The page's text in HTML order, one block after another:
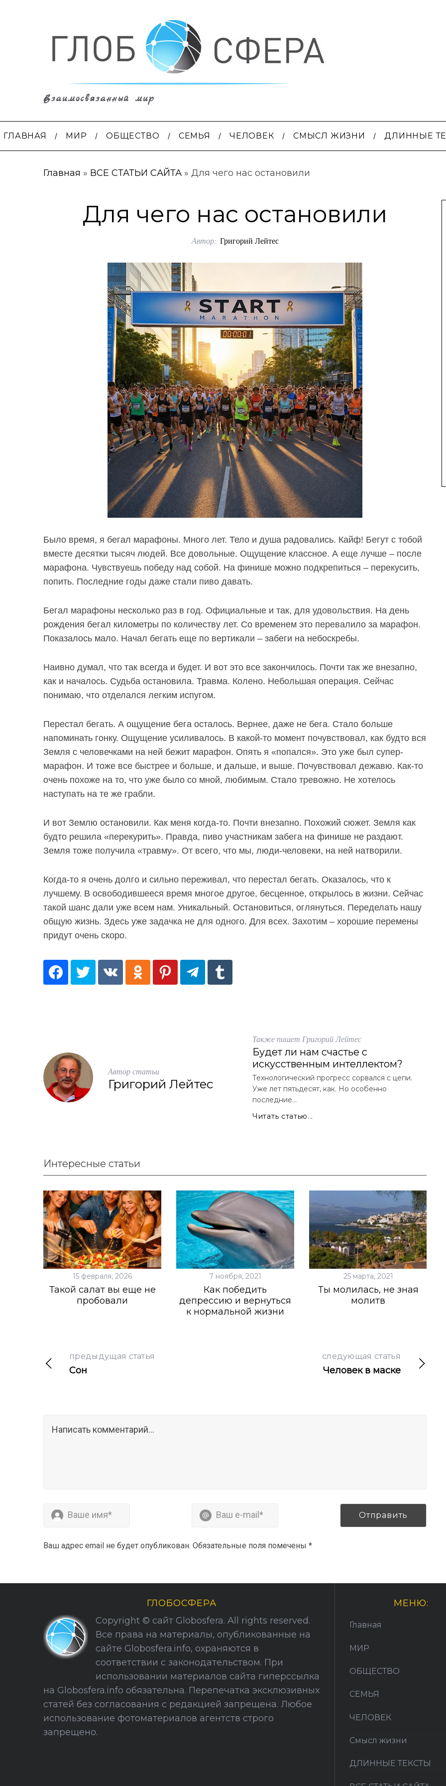
Взаимосвязанный мир
ГЛАВНАЯ МИР ОБЩЕСТВО СЕМЬЯ ЧЕЛОВЕК СМЫСЛ ЖИЗНИ ДЛИННЫЕ
Главная » ВСЕ СТАТЬИ САЙТА » Для чего нас остановили
Для чего нас остановили
Автор: Григорий Лейтес
Было время, я бегал марафоны. Много лет. Тело и душа радовались. Кайф! Бегут с тобой
вместе десятки тысяч людей. Все довольные. Ощущение классное. А еще лучше – после
марафона. Чувствуешь победу над собой. На финише можно подкрепиться – перекусить,
попить. Последние годы даже стали пиво давать.
Бегал марафоны несколько раз в год. Официальные и так, для удовольствия. На день
рождения бегал километры по количеству лет. Со временем это перевалило за марафон.
Показалось мало. Начал бегать еще по вертикали – забеги на небоскребы.
Наивно думал, что так всегда и будет. И вот это все закончилось. Почти так же внезапно,
как и началось. Судьба остановила. Травма. Колено. Небольшая операция. Сейчас
понимаю, что отделался легким испугом.
Перестал бегать. А ощущение бега осталось. Вернее, даже не бега. Стало больше
напоминать гонку. Ощущение усиливалось. В какой-то момент почувствовал, как будто вся
Земля с человечками на ней бежит марафон. Опять я «попался». Это уже был супер-
марафон. И тоже все быстрее и больше, и дальше, и выше. Почувствовал дежавю. Как-то
очень похоже на то, что уже было со мной, любимым. Стало тревожно. Не хотелось
наступать на те же грабли.
И вот Землю остановили. Как меня когда-то. Почти внезапно. Похожий сюжет. Земля как
будто решила «перекурить». Правда, пиво участникам забега на финише не раздают.
Земля тоже получила «травму». От всего, что мы, люди-человеки, на ней натворили.
Когда-то я очень долго и сильно переживал, что перестал бегать. Оказалось, что к
лучшему. В освободившееся время многое другое, бесценное, открылось в жизни. Сейчас
такой шанс дали уже всем нам. Уникальный. Остановиться, оглянуться. Переделать нашу
общую жизнь. Здесь уже задачка не для одного. Для всех. Захотим – хорошие перемены
придут очень скоро.
Автор статьи
Григорий Лейтес
Также пишет Григорий Лейтес
Будет ли нам счастье с
искусственным интеллектом?
Технологический прогресс сорвался с цепи.
Уже лет пятьдесят, как. Но особенно
последние...
Читать статью...
Интересные статьи
15 февраля, 2026
Такой салат вы еще не
пробовали
7 ноября, 2021
Как победить
депрессию и вернуться
к нормальной жизни
25 марта, 2021
Ты молилась, не зная
молитв
предыдущая статья
Сон
следующая статья
Человек в маске
Ваш адрес email не будет опубликован. Обязательные поля помечены *
ГЛОБОСФЕРА
Copyright © сайт Globosfera. All rights reserved.
Все права на материалы, опубликованные на
сайте Globosfera.info, охраняются в
соответствии с законодательством. При
использовании материалов сайта гиперссылка
на Globosfera.info обязательна. Перепечатка эксклюзивных
статей без согласования с редакцией запрещена. Любое
использование фотоматериалов агентств строго
запрещено.
МЕНЮ:
Главная
МИР
ОБЩЕСТВО
СЕМЬЯ
ЧЕЛОВЕК
Смысл жизни
ДЛИННЫЕ ТЕКСТЫ
S
e
r
h
f
r
По авторам